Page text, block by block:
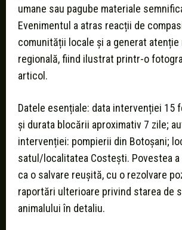
umane sau pagube materiale
Evenimentul a atras reacții de
comunității locale și a generat atenție
regională, fiind ilustrat printr-o
articol.
Datele esențiale: data intervenției 15
și durata blocării aproximativ 7 zile;
intervenției: pompierii din Botoșani;
satul/localitatea Costești. Povestea
ca o salvare reușită, cu o rezolvare
raportări ulterioare privind starea de
animalului în detaliu.